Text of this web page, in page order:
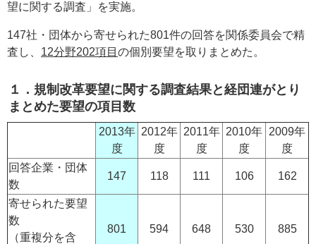
望に関する調査」を実施。
147社・団体から寄せられた801件の回答を関係委員会で精
査し、 12分野202項目 の個別要望を取りまとめた。
１．規制改革要望に関する調査結果と経団連がとり
まとめた要望の項目数
2013年
度
2012年
度
2011年
度
2010年
度
2009年
度
回答企業・団体
数
147 118 111 106 162
寄せられた要望
数
（重複分を含
801 594 648 530 885